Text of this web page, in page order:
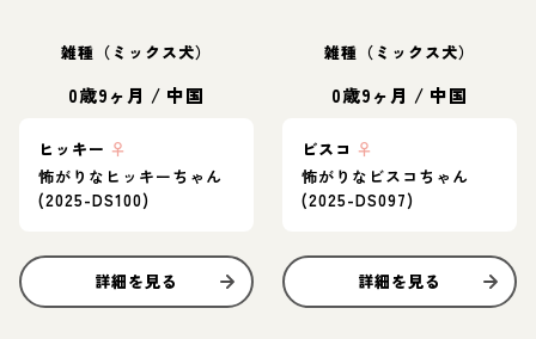
雑種（ミックス犬）
0歳9ヶ月 / 中国
ヒッキー ♀
怖がりなヒッキーちゃん
(2025-DS100)
詳細を見る
雑種（ミックス犬）
0歳9ヶ月 / 中国
ビスコ ♀
怖がりなビスコちゃん
(2025-DS097)
詳細を見る